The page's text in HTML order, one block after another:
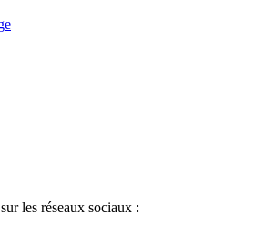
les réseaux sociaux :